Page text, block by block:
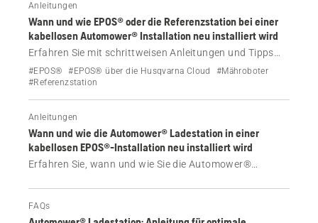
Anleitungen
Wann und wie EPOS® oder die Referenzstation bei einer
kabellosen Automower® Installation neu installiert wird
Erfahren Sie mit schrittweisen Anleitungen und Tipps
zur Verwaltung von Profilen, wann und wie Sie die
Funktionen „EPOS® neu installieren“ und
#EPOS® #EPOS® über die Husqvarna Cloud
#Mähroboter
#Referenzstation
Anleitungen
Wann und wie die Automower® Ladestation in einer
kabellosen EPOS®-Installation neu installiert wird
Erfahren Sie, wann und wie Sie die Automower®
installieren – beispielsweise nach dem Versetzen oder
Austauschen der Ladestation oder wenn der
FAQs